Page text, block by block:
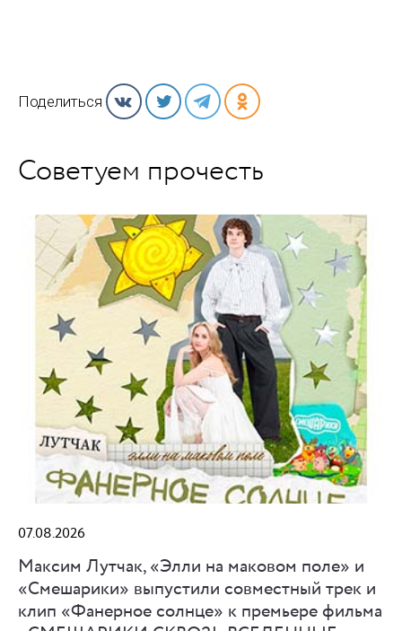
Поделиться
Советуем прочесть
07.08.2026
Максим Лутчак, «Элли на маковом поле» и
«Смешарики» выпустили совместный трек и
клип «Фанерное солнце» к премьере фильма